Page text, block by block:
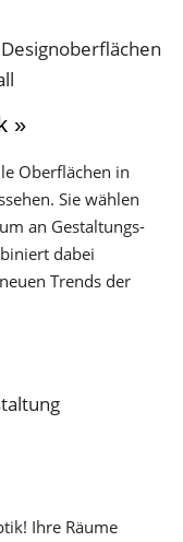
»
Oberflächen in
Sie wählen
an Gestaltungs­
dabei
Trends der
Ihre Räume